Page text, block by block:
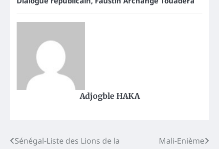
Adjogble HAKA
Post
Sénégal-Liste des Lions de la
Mali-Enième